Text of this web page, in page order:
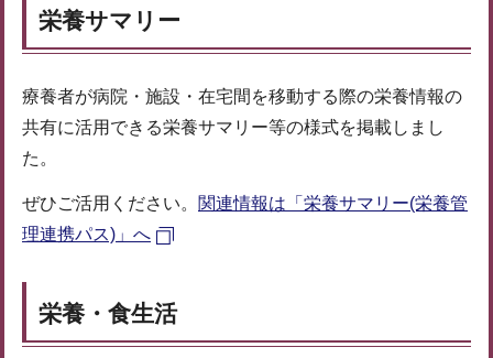
栄養サマリー
療養者が病院・施設・在宅間を移動する際の栄養情報の
共有に活用できる栄養サマリー等の様式を掲載しまし
た。
ぜひご活用ください。 関連情報は「栄養サマリー(栄養管
理連携パス)」へ
栄養・食生活